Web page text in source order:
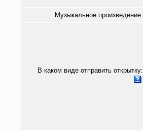
Музыкальное произведение:
В каком виде отправить открытку: